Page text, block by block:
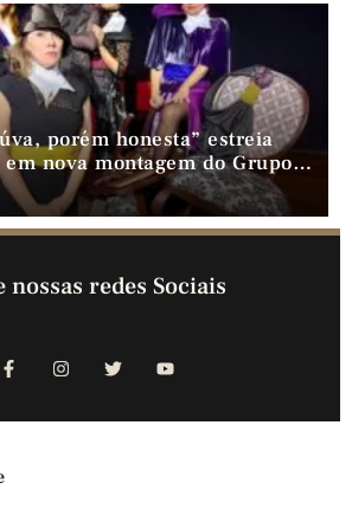
porém honesta” estreia
nova montagem do Grupo
nossas redes Sociais